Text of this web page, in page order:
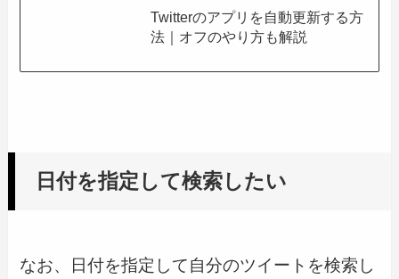
Twitterのアプリを自動更新する方
法｜オフのやり方も解説
日付を指定して検索したい
なお、日付を指定して自分のツイートを検索し